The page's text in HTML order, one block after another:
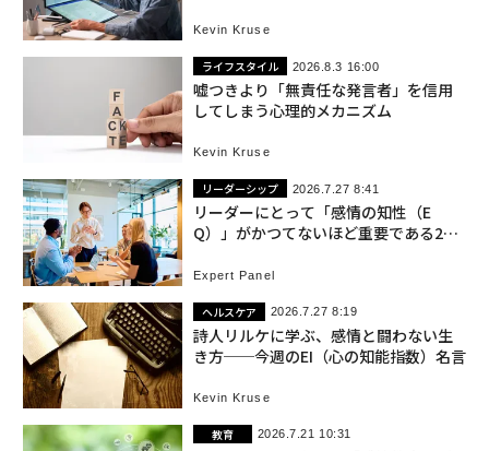
Kevin Kruse
ライフスタイル 2026.8.3 16:00
嘘つきより「無責任な発言者」を信用
してしまう心理的メカニズム
Kevin Kruse
リーダーシップ 2026.7.27 8:41
リーダーにとって「感情の知性（E
Q）」がかつてないほど重要である20
Expert Panel
ヘルスケア 2026.7.27 8:19
詩人リルケに学ぶ、感情と闘わない生
き方──今週のEI（心の知能指数）名言
Kevin Kruse
教育 2026.7.21 10:31